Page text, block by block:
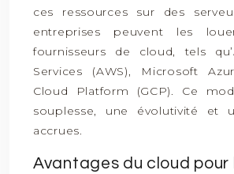
ces ressources sur des
entreprises peuvent les
fournisseurs de cloud, tels
Services (AWS), Microsoft
Cloud Platform (GCP). Ce
souplesse, une évolutivité et
accrues.
Avantages du cloud pour